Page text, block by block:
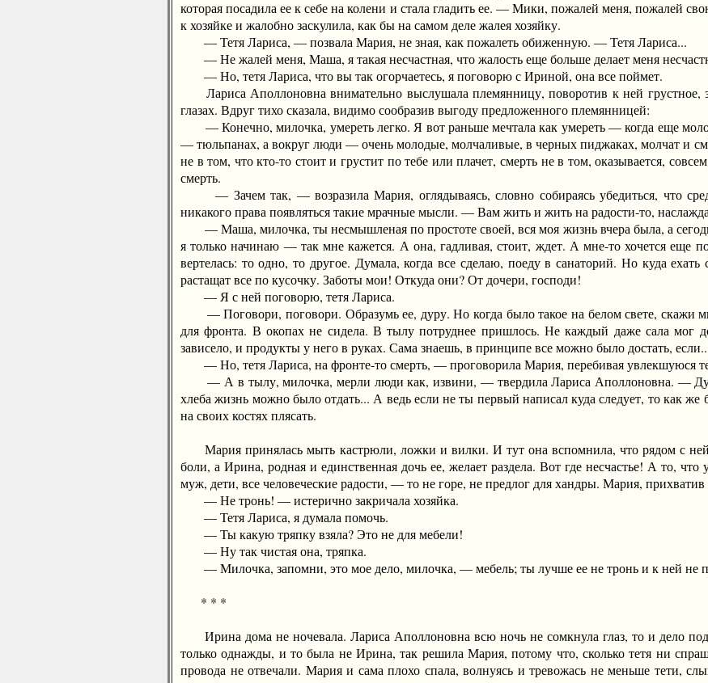
которая посадила ее к себе на колени и стала гладить ее. — Мики, пожалей меня, пожалей
к хозяйке и жалобно заскулила, как бы на самом деле жалея хозяйку.
— Тетя Лариса, — позвала Мария, не зная, как пожалеть обиженную. — Тетя Лариса...
— Не жалей меня, Маша, я такая несчастная, что жалость еще больше делает меня
— Но, тетя Лариса, что вы так огорчаетесь, я поговорю с Ириной, она все поймет.
Лариса Аполлоновна внимательно выслушала племянницу, поворотив к ней грустное,
глазах. Вдруг тихо сказала, видимо сообразив выгоду предложенного племянницей:
— Конечно, милочка, умереть легко. Я вот раньше мечтала как умереть — когда еще
— тюльпанах, а вокруг люди — очень молодые, молчаливые, в черных пиджаках, молчат и
не в том, что кто-то стоит и грустит по тебе или плачет, смерть не в том, оказывается,
смерть.
— Зачем так, — возразила Мария, оглядываясь, словно собираясь убедиться, что
никакого права появляться такие мрачные мысли. — Вам жить и жить на радости-то,
— Маша, милочка, ты несмышленая по простоте своей, вся моя жизнь вчера была, а
я только начинаю — так мне кажется. А она, гадливая, стоит, ждет. А мне-то хочется еще
вертелась: то одно, то другое. Думала, когда все сделаю, поеду в санаторий. Но куда
растащат все по кусочку. Заботы мои! Откуда они? От дочери, господи!
— Я с ней поговорю, тетя Лариса.
— Поговори, поговори. Образумь ее, дуру. Но когда было такое на белом свете, скажи
для фронта. В окопах не сидела. В тылу потруднее пришлось. Не каждый даже сала мог
зависело, и продукты у него в руках. Сама знаешь, в принципе все можно было достать,
— Но, тетя Лариса, на фронте-то смерть, — проговорила Мария, перебивая увлекшуюся
— А в тылу, милочка, мерли люди как, извини, — твердила Лариса Аполлоновна. —
хлеба жизнь можно было отдать... А ведь если не ты первый написал куда следует, то как
на своих костях плясать.
Мария принялась мыть кастрюли, ложки и вилки. И тут она вспомнила, что рядом с ней
боли, а Ирина, родная и единственная дочь ее, желает раздела. Вот где несчастье! А то,
муж, дети, все человеческие радости, — то не горе, не предлог для хандры. Мария,
— Не тронь! — истерично закричала хозяйка.
— Тетя Лариса, я думала помочь.
— Ты какую тряпку взяла? Это не для мебели!
— Ну так чистая она, тряпка.
— Милочка, запомни, это мое дело, милочка, — мебель; ты лучше ее не тронь и к ней не
* * *
Ирина дома не ночевала. Лариса Аполлоновна всю ночь не сомкнула глаз, то и дело
только однажды, и то была не Ирина, так решила Мария, потому что, сколько тетя ни
провода не отвечали. Мария и сама плохо спала, волнуясь и тревожась не меньше тети,